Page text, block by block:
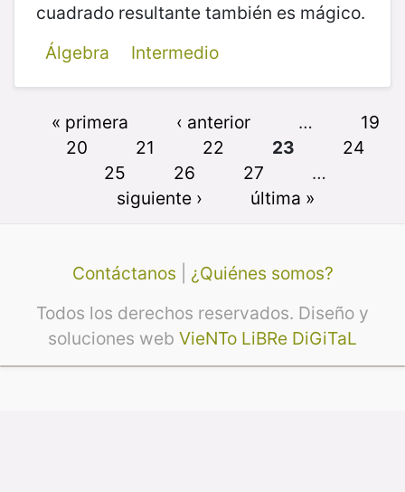
cuadrado resultante también es mágico.
Álgebra
Intermedio
« primera ‹ anterior …
19
20
21 22 23
24
25
26 27
…
siguiente ›
última »
Contáctanos
¿Quiénes somos?
Todos los derechos reservados. Diseño y
soluciones web VieNTo LiBRe DiGiTaL